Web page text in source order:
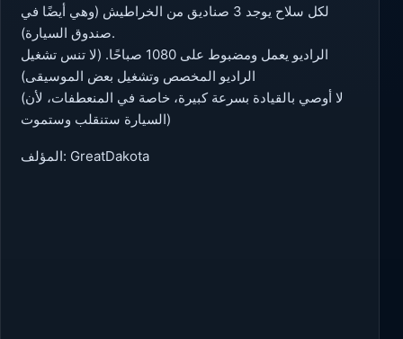
لكل سلاح يوجد 3 صناديق من الخراطيش (وهي أيضًا في
صندوق السيارة).
الراديو يعمل ومضبوط على 1080 صباحًا. (لا تنس تشغيل
الراديو المخصص وتشغيل بعض الموسيقى)
(لا أوصي بالقيادة بسرعة كبيرة، خاصة في المنعطفات، لأن
السيارة ستنقلب وستموت)
المؤلف: GreatDakota